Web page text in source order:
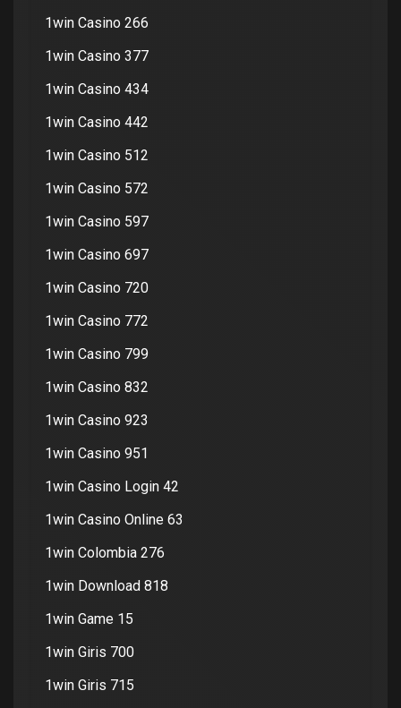
1win Casino 266
1win Casino 377
1win Casino 434
1win Casino 442
1win Casino 512
1win Casino 572
1win Casino 597
1win Casino 697
1win Casino 720
1win Casino 772
1win Casino 799
1win Casino 832
1win Casino 923
1win Casino 951
1win Casino Login 42
1win Casino Online 63
1win Colombia 276
1win Download 818
1win Game 15
1win Giris 700
1win Giris 715